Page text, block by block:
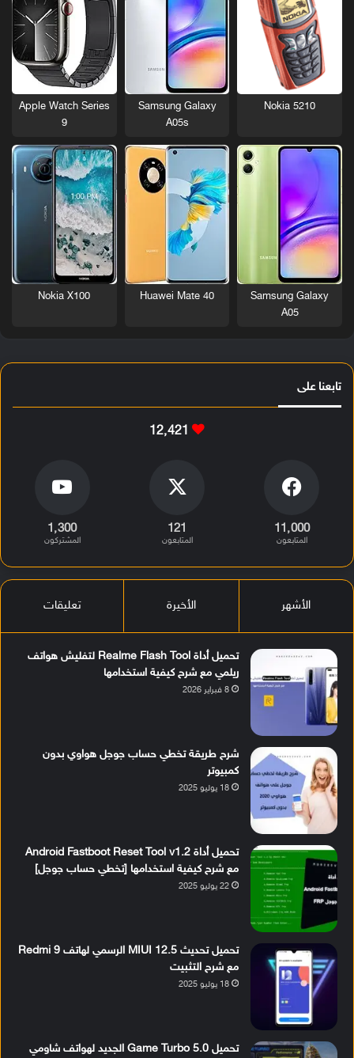
Nokia 5210
Samsung Galaxy
A05s
Apple Watch Series
9
Samsung Galaxy
A05
Huawei Mate 40
Nokia X100
تابعنا على
12٬421
11٬000
المتابعون
121
المتابعون
1٬300
المشتركون
الأشهر الأخيرة تعليقات
تحميل أداة Realme Flash Tool لتفليش هواتف
ريلمي مع شرح كيفية استخدامها
8 فبراير 2026
شرح طريقة تخطي حساب جوجل هواوي بدون
كمبيوتر
18 يوليو 2025
تحميل أداة Android Fastboot Reset Tool v1.2
مع شرح كيفية استخدامها [تخطي حساب جوجل]
22 يوليو 2025
تحميل تحديث MIUI 12.5 الرسمي لهاتف Redmi 9
مع شرح التثبيت
18 يوليو 2025
تحميل Game Turbo 5.0 الجديد لهواتف شاومي